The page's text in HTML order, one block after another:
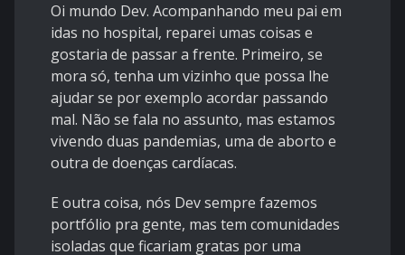
Oi mundo Dev. Acompanhando meu pai em
idas no hospital, reparei umas coisas e
gostaria de passar a frente. Primeiro, se
mora só, tenha um vizinho que possa lhe
ajudar se por exemplo acordar passando
mal. Não se fala no assunto, mas estamos
vivendo duas pandemias, uma de aborto e
outra de doenças cardíacas.
E outra coisa, nós Dev sempre fazemos
portfólio pra gente, mas tem comunidades
isoladas que ficariam gratas por uma